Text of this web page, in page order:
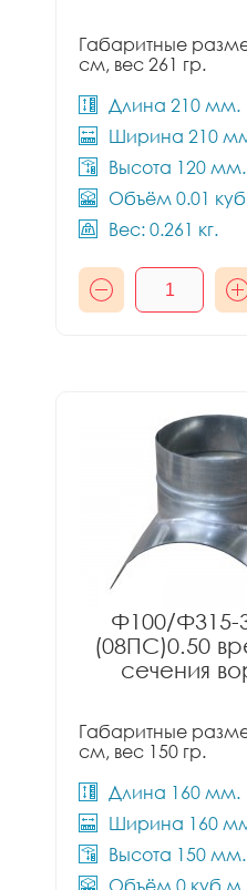
Габаритные
см, вес 261 гр.
Длина 210 мм.
Ширина 210
Высота 120 мм.
Объём 0.01
Вес: 0.261 кг.
Ф100/Ф315-
(08ПС)0.50
сечения
Габаритные
см, вес 150 гр.
Длина 160 мм.
Ширина 160
Высота 150 мм.
Объём 0 куб.м.